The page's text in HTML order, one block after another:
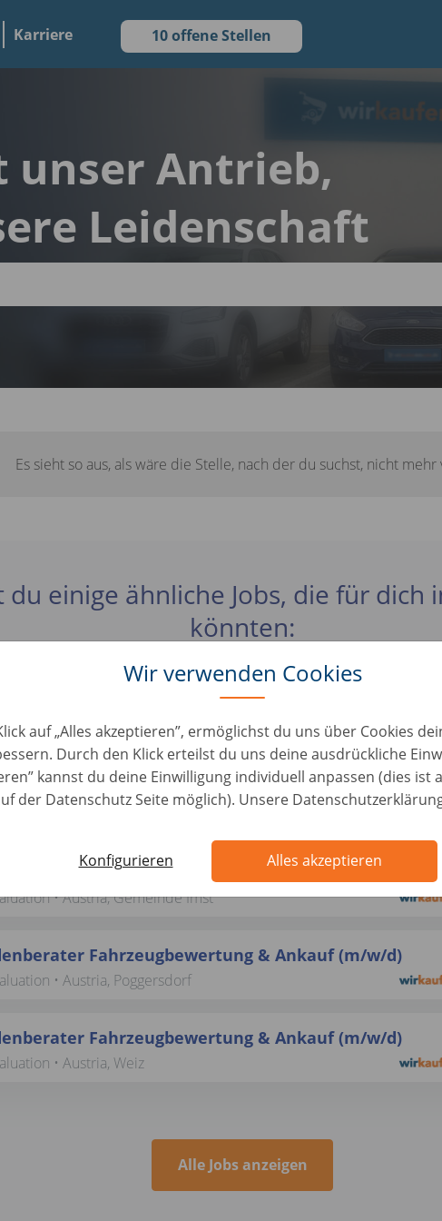
Karriere 10 offene Stellen
Wir verwenden Cookies
auf „Alles akzeptieren”, ermöglichst du uns über Cookies
Durch den Klick erteilst du uns deine ausdrückliche
kannst du deine Einwilligung individuell anpassen (dies ist
der Datenschutz Seite möglich). Unsere
Konfigurieren Alles akzeptieren
unser Antrieb,
Leidenschaft
Es sieht so aus, als wäre die Stelle, nach der du suchst, nicht mehr
einige ähnliche Jobs, die für dich
könnten:
• Austria, Graz
Fahrzeugbewertung & Ankauf (m/w/d)
• Austria, Ried und Braunau
Fahrzeugbewertung & Ankauf (m/w/d)
• Austria, Gemeinde Imst
Fahrzeugbewertung & Ankauf (m/w/d)
• Austria, Poggersdorf
Fahrzeugbewertung & Ankauf (m/w/d)
• Austria, Weiz
Alle Jobs anzeigen